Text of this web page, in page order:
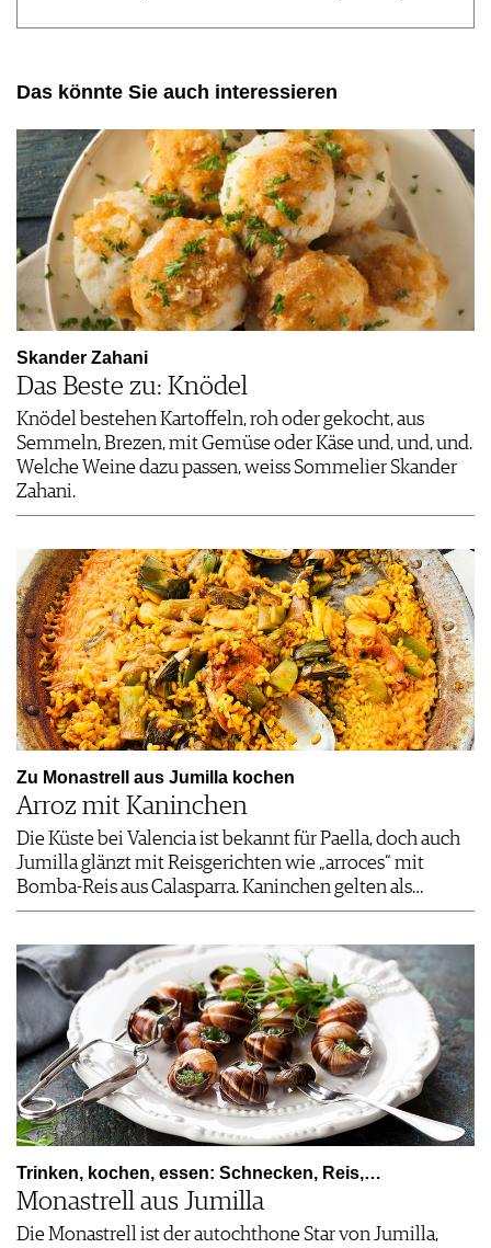
Das könnte Sie auch interessieren
Skander Zahani
Das Beste zu: Knödel
Knödel bestehen Kartoffeln, roh oder gekocht, aus
Semmeln, Brezen, mit Gemüse oder Käse und, und, und.
Welche Weine dazu passen, weiss Sommelier Skander
Zahani.
Zu Monastrell aus Jumilla kochen
Arroz mit Kaninchen
Die Küste bei Valencia ist bekannt für Paella, doch auch
Jumilla glänzt mit Reisgerichten wie „arroces“ mit
Bomba-Reis aus Calasparra. Kaninchen gelten als…
Trinken, kochen, essen: Schnecken, Reis,…
Monastrell aus Jumilla
Die Monastrell ist der autochthone Star von ­Jumilla,